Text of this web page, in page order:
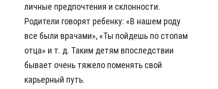
личные предпочтения и склонности.
Родители говорят ребенку: «В нашем роду
все были врачами», «Ты пойдешь по стопам
отца» и т. д. Таким детям впоследствии
бывает очень тяжело поменять свой
карьерный путь.